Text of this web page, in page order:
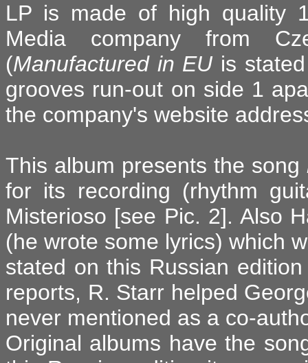
LP is made of high quality
Media company from
(Manufactured in EUis stated
grooves run-out on side 1
the company's website
This album presents the song
for its recording (rhythm
Misterioso [see Pic. 2]. Also
(he wrote some lyrics) which
stated on this Russian
reports, R. Starr helped
never mentioned as a co-
Original albums have the